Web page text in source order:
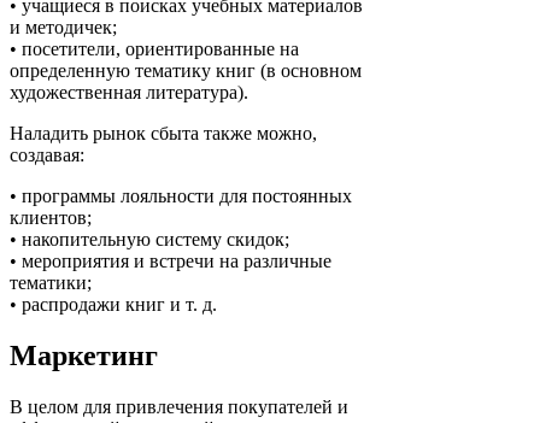
• учащиеся в поисках учебных материалов
и методичек;
• посетители, ориентированные на
определенную тематику книг (в основном
художественная литература).
Наладить рынок сбыта также можно,
создавая:
• программы лояльности для постоянных
клиентов;
• накопительную систему скидок;
• мероприятия и встречи на различные
тематики;
• распродажи книг и т. д.
Маркетинг
В целом для привлечения покупателей и